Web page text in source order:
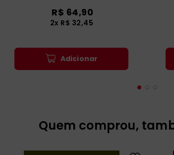
R$ 64,90
2x R$ 32,45
Adicionar
Quem comprou,